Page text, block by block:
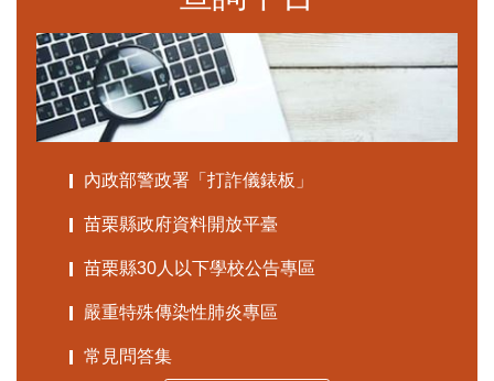
內政部警政署「打詐儀錶板」
苗栗縣政府資料開放平臺
苗栗縣30人以下學校公告專區
嚴重特殊傳染性肺炎專區
常見問答集